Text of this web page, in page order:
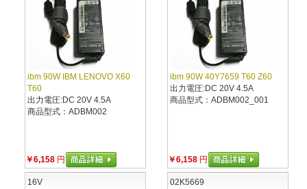
ibm 90W IBM LENOVO X60
T60
出力電圧:DC 20V 4.5A
商品型式：ADBM002
￥6,158 円
ibm 90W 40Y7659 T60 Z60
出力電圧:DC 20V 4.5A
商品型式：ADBM002_001
￥6,158 円
16V 02K5669